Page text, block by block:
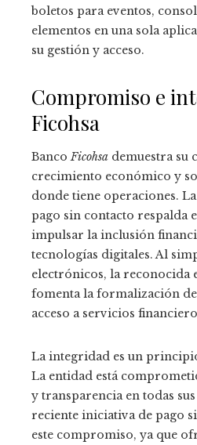
boletos para eventos,
elementos en una sola
su gestión y acceso.
Compromiso e
Ficohsa
BancoFicohsa demuestra su
crecimiento económico y
donde tiene operaciones.
pago sin contacto respalda
impulsar la inclusión
tecnologías digitales. Al
electrónicos, la reconocida
fomenta la formalización
acceso a servicios
La integridad es un
La entidad está
y transparencia en todas
reciente iniciativa de pago
este compromiso, ya que